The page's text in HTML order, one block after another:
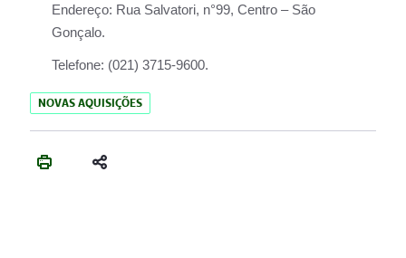
Endereço: Rua Salvatori, n°99, Centro – São
Gonçalo.
Telefone: (021) 3715-9600.
NOVAS AQUISIÇÕES